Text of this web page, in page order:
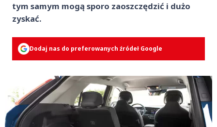
tym samym mogą sporo zaoszczędzić i dużo
zyskać.
Dodaj nas do preferowanych źródeł Google